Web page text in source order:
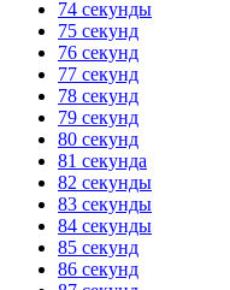
74 секунды
75 секунд
76 секунд
77 секунд
78 секунд
79 секунд
80 секунд
81 секунда
82 секунды
83 секунды
84 секунды
85 секунд
86 секунд